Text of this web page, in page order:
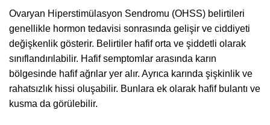
Ovaryan Hiperstimülasyon Sendromu (OHSS) belirtileri
genellikle hormon tedavisi sonrasında gelişir ve ciddiyeti
değişkenlik gösterir. Belirtiler hafif orta ve şiddetli olarak
sınıflandırılabilir. Hafif semptomlar arasında karın
bölgesinde hafif ağrılar yer alır. Ayrıca karında şişkinlik ve
rahatsızlık hissi oluşabilir. Bunlara ek olarak hafif bulantı ve
kusma da görülebilir.